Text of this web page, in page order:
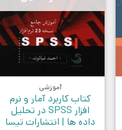
آموزشی
کتاب کاربرد آمار و نرم
افزار SPSS در تحلیل
داده ها | انتشارات تیسا